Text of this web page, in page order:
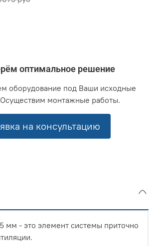
оптимальное решение
оборудование под Ваши исходные
монтажные работы.
на консультацию
мм - это элемент системы приточно